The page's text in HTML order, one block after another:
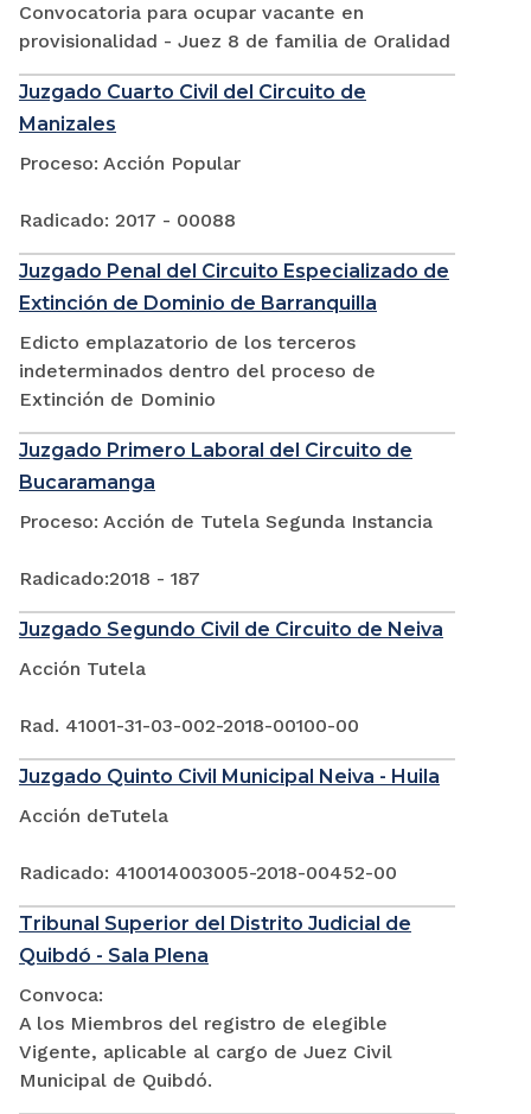
Convocatoria para ocupar vacante en
provisionalidad - Juez 8 de familia de Oralidad
Juzgado Cuarto Civil del Circuito de
Manizales
Proceso: Acción Popular
Radicado: 2017 - 00088
Juzgado Penal del Circuito Especializado de
Extinción de Dominio de Barranquilla
Edicto emplazatorio de los terceros
indeterminados dentro del proceso de
Extinción de Dominio
Juzgado Primero Laboral del Circuito de
Bucaramanga
Proceso: Acción de Tutela Segunda Instancia
Radicado:2018 - 187
Juzgado Segundo Civil de Circuito de Neiva
Acción Tutela
Rad. 41001-31-03-002-2018-00100-00
Juzgado Quinto Civil Municipal Neiva - Huila
Acción deTutela
Radicado: 410014003005-2018-00452-00
Tribunal Superior del Distrito Judicial de
Quibdó - Sala Plena
Convoca:
A los Miembros del registro de elegible
Vigente, aplicable al cargo de Juez Civil
Municipal de Quibdó.